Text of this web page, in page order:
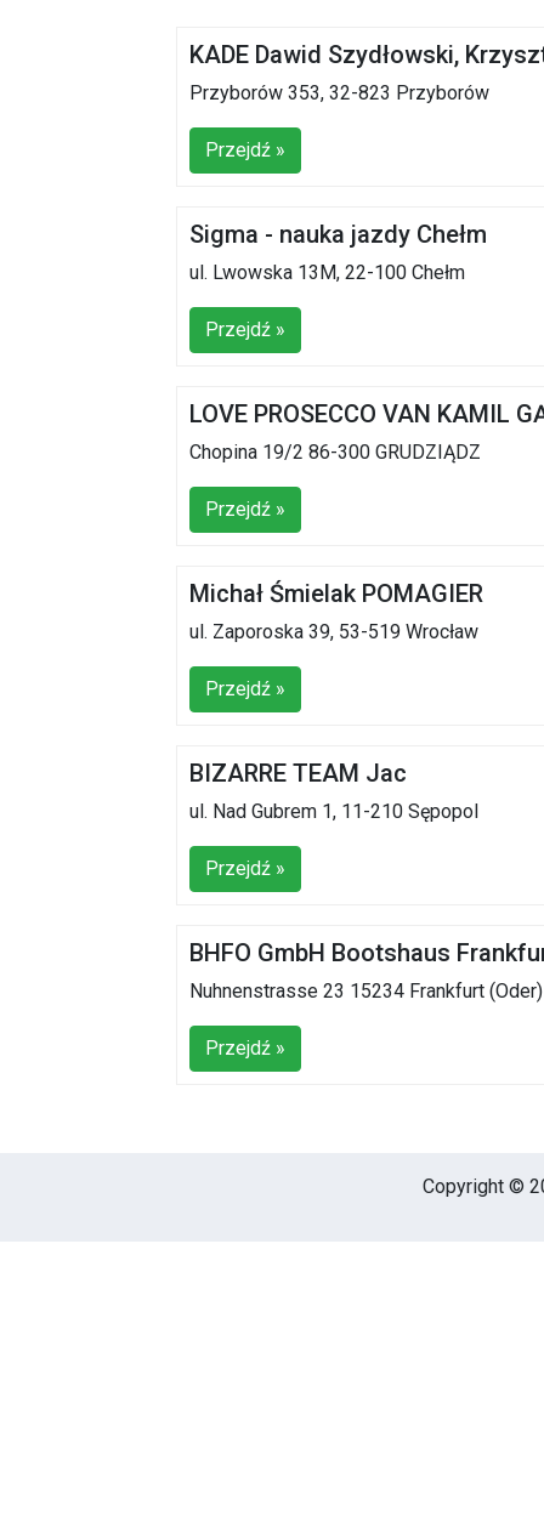
KADE Dawid Szydłowski,
Przyborów 353, 32-823 Przyborów
Przejdź »
Sigma - nauka jazdy Chełm
ul. Lwowska 13M, 22-100 Chełm
Przejdź »
LOVE PROSECCO VAN KAMIL
Chopina 19/2 86-300 GRUDZIĄDZ
Przejdź »
Michał Śmielak POMAGIER
ul. Zaporoska 39, 53-519 Wrocław
Przejdź »
BIZARRE TEAM Jac
ul. Nad Gubrem 1, 11-210 Sępopol
Przejdź »
BHFO GmbH Bootshaus
Nuhnenstrasse 23 15234 Frankfurt (Oder)
Przejdź »
Copyright ©